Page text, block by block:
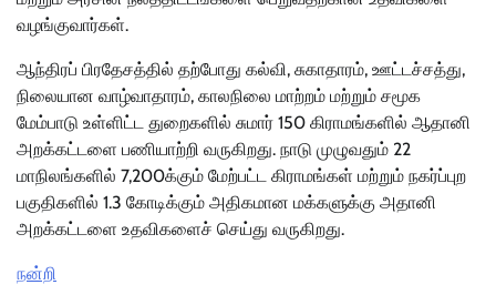
வழங்குவார்கள்.
ஆந்திரப் பிரதேசத்தில் தற்போது கல்வி, சுகாதாரம், ஊட்டச்சத்து,
நிலையான வாழ்வாதாரம், காலநிலை மாற்றம் மற்றும் சமூக
மேம்பாடு உள்ளிட்ட துறைகளில் சுமார் 150 கிராமங்களில் ஆதானி
அறக்கட்டளை பணியாற்றி வருகிறது. நாடு முழுவதும் 22
மாநிலங்களில் 7,200க்கும் மேற்பட்ட கிராமங்கள் மற்றும் நகர்ப்புற
பகுதிகளில் 1.3 கோடிக்கும் அதிகமான மக்களுக்கு அதானி
அறக்கட்டளை உதவிகளைச் செய்து வருகிறது.
நன்றி